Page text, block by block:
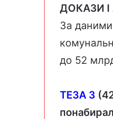
ДОКАЗИ
За даними
до 52
ТЕЗА 3 (